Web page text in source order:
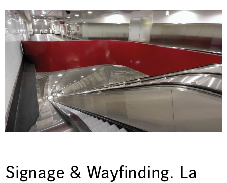
Signage & Wayfinding. La